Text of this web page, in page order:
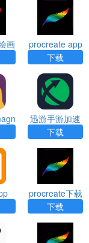
画
procreate app
安装
下载
迅游手游加速
器（XY Game
Booster）App
下载
procreate下载
官方版app
下载